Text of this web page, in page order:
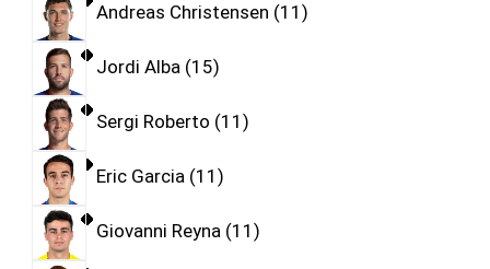
Andreas Christensen 11
Jordi Alba 15
Sergi Roberto 11
Eric Garcia 11
Giovanni Reyna 11